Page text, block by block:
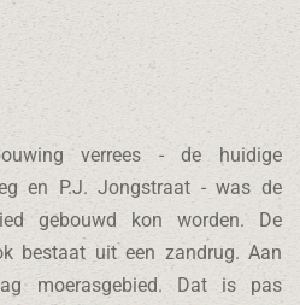
verrees - de huidige
en P.J. Jongstraat - was de
gebouwd kon worden. De
bestaat uit een zandrug. Aan
moerasgebied. Dat is pas